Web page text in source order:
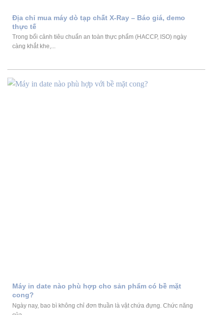
Địa chỉ mua máy dò tạp chất X-Ray – Báo giá, demo
thực tế
Trong bối cảnh tiêu chuẩn an toàn thực phẩm (HACCP, ISO) ngày
càng khắt khe,...
Máy in date nào phù hợp cho sản phẩm có bề mặt
cong?
Ngày nay, bao bì không chỉ đơn thuần là vật chứa đựng. Chức năng